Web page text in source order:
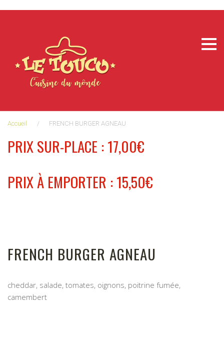
Accueil / FRENCH BURGER AGNEAU
FRENCH BURGER AGNEAU
cheddar, salade, tomates, oignons, poitrine fumée,
camembert
PRIX SUR-PLACE : 17,00€
PRIX À EMPORTER : 15,50€